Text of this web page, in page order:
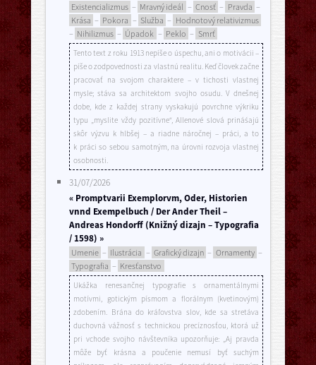
Existencializmus – Mravný ideál – Cnosť – Pravda –
Krása – Pokora – Služba – Hodnotový relativizmus
– Nihilizmus – Úpadok – Peklo – Smrť
Tento text z roku 1913 nepíše o úspechu, ani o motivácii –
píše o zodpovednosti za vlastnú realitu. Keď človek začne
pracovať na svojom charaktere – v tichosti vlastnej
mysle; stáva sa architektom svojho osudu. V dnešnej
dobe, kde z každej strany vyskakujú povrchne výkriku
typu „myslite vždy pozitívne“, Allenové slová prináśajú
skôr výzvu k hlbšej – a riadne náročnej – práci, a to
k práci so sebou samotným, na úrovni rozvoja vlastnej
osobnosti.
31/07/2026
« Promptvarii Exemplorvm, Oder, Historien
vnnd Exempelbuch / Der Ander Theil –
Andreas Hondorff (Knižný dizajn – Typografia
/ 1598) »
Umenie – Ilustrácia – Grafický dizajn – Ornamenty –
Typografia – Kresťanstvo
Ukážka renesančnej typografie s ornamentálnymi
motívmi, gotickým písmom a florálnym (kvetinovým)
zdobením. Brána do kráľovstva slov, kde sa stretáva
duchovná vážnosť s technickou precíznosťou, ktorá už
pri vchode svojho návštevníka upozorňuje: „Aj pravda
môže byť krásna a poučenie nemusí byť suchým